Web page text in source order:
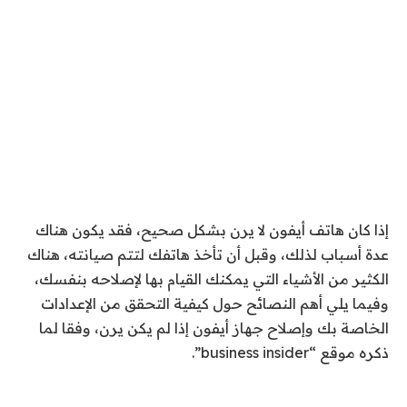
إذا كان هاتف أيفون لا يرن بشكل صحيح، فقد يكون هناك
عدة أسباب لذلك، وقبل أن تأخذ هاتفك لتتم صيانته، هناك
الكثير من الأشياء التي يمكنك القيام بها لإصلاحه بنفسك،
وفيما يلي أهم النصائح حول كيفية التحقق من الإعدادات
الخاصة بك وإصلاح جهاز أيفون إذا لم يكن يرن، وفقا لما
ذكره موقع “business insider”.